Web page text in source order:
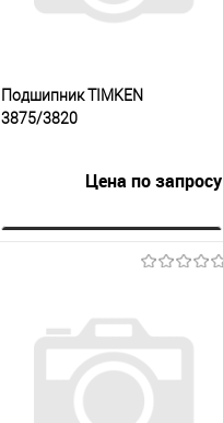
Подшипник TIMKEN
3875/3820
Цена по запросу
Запросить цену
Купить в 1
сравнению
В избранное
Под заказ